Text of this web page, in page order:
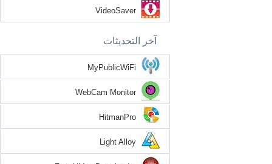
VideoSaver
آخر التحديثات
MyPublicWiFi
WebCam Monitor
HitmanPro
Light Alloy